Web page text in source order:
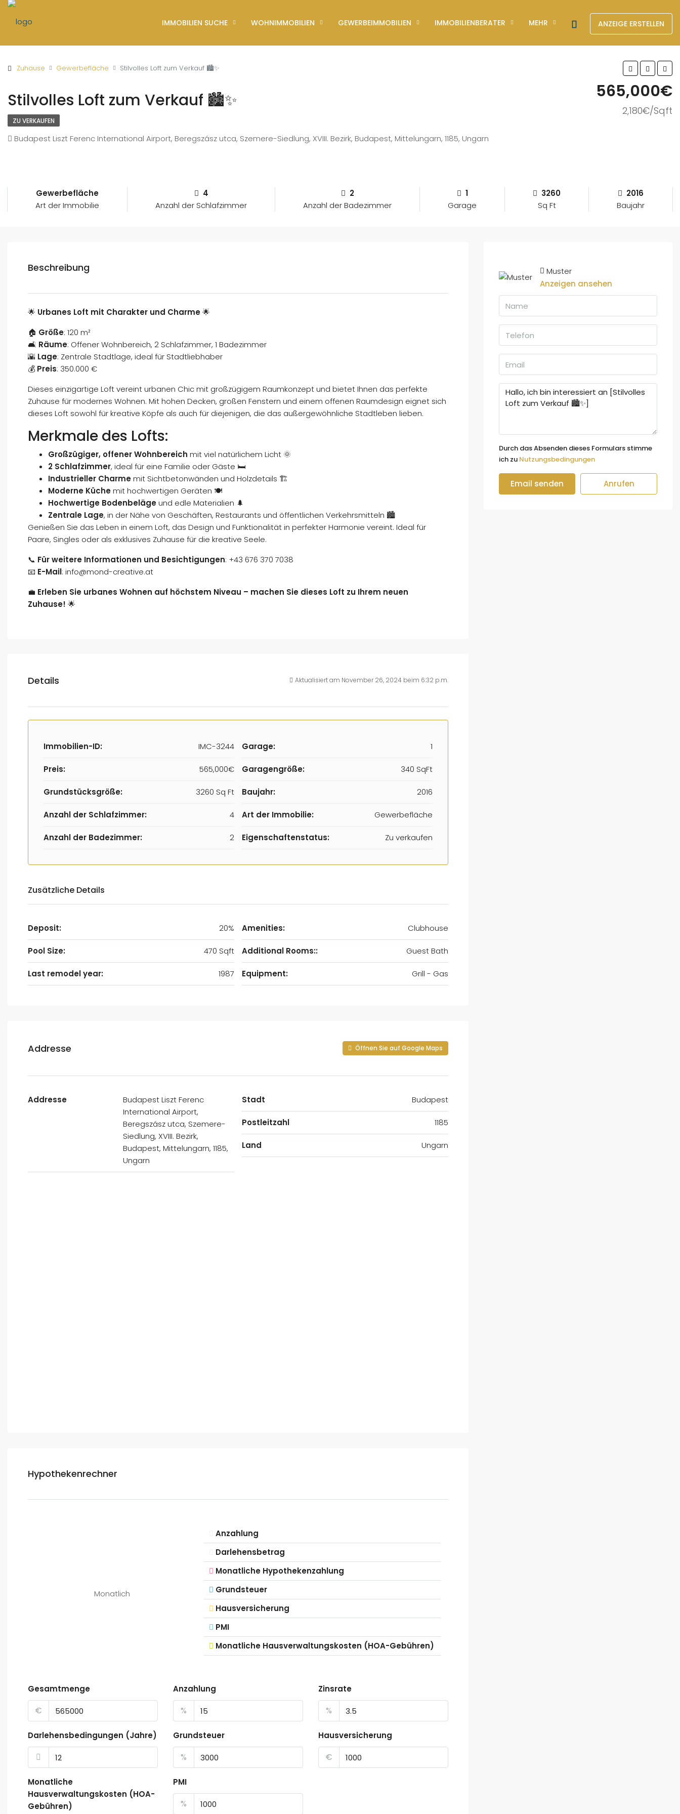
IMMOBILIEN SUCHE WOHNIMMOBILIEN GEWERBEIMMOBILIEN IMMOBILIENBERATER MEHR ANZEIGE ERSTELLEN
Zuhause Gewerbefläche Stilvolles Loft zum Verkauf 🏙️✨
Stilvolles Loft zum Verkauf 🏙️✨ 565,000€
2,180€/Sqft
ZU VERKAUFEN
Budapest Liszt Ferenc International Airport, Beregszász utca, Szemere-Siedlung, XVIII. Bezirk, Budapest, Mittelungarn, 1185, Ungarn
Gewerbefläche
Art der Immobilie
4
Anzahl der Schlafzimmer
2
Anzahl der Badezimmer
1
Garage
3260
Sq Ft
2016
Baujahr
Beschreibung
🌟 Urbanes Loft mit Charakter und Charme🌟
🏠 Größe: 120 m²
🛋️ Räume: Offener Wohnbereich, 2 Schlafzimmer, 1 Badezimmer
🌇 Lage: Zentrale Stadtlage, ideal für Stadtliebhaber
💰 Preis: 350.000 €
Dieses einzigartige Loft vereint urbanen Chic mit großzügigem Raumkonzept und bietet Ihnen das perfekte
Zuhause für modernes Wohnen. Mit hohen Decken, großen Fenstern und einem offenen Raumdesign eignet sich
dieses Loft sowohl für kreative Köpfe als auch für diejenigen, die das außergewöhnliche Stadtleben lieben.
Merkmale des Lofts:
Großzügiger, offener Wohnbereich mit viel natürlichem Licht 🌞
2 Schlafzimmer, ideal für eine Familie oder Gäste 🛏️
Industrieller Charmemit Sichtbetonwänden und Holzdetails 🏗️
Moderne Küchemit hochwertigen Geräten 🍽️
Hochwertige Bodenbelägeund edle Materialien 🌲
Zentrale Lage, in der Nähe von Geschäften, Restaurants und öffentlichen Verkehrsmitteln 🏙️
Genießen Sie das Leben in einem Loft, das Design und Funktionalität in perfekter Harmonie vereint. Ideal für
Paare, Singles oder als exklusives Zuhause für die kreative Seele.
📞 Für weitere Informationen und Besichtigungen: +43 676 370 7038
📧 E-Mail: info@mond-creative.at
💼 Erleben Sie urbanes Wohnen auf höchstem Niveau – machen Sie dieses Loft zu Ihrem neuen
Zuhause! 🌟
Details Aktualisiert am November 26, 2024 beim 6:32 p.m.
Immobilien-ID: IMC-3244
Preis: 565,000€
Grundstücksgröße: 3260 Sq Ft
Anzahl der Schlafzimmer: 4
Anzahl der Badezimmer: 2
Garage: 1
Garagengröße: 340 SqFt
Baujahr: 2016
Art der Immobilie: Gewerbefläche
Eigenschaftenstatus: Zu verkaufen
Zusätzliche Details
Deposit: 20%
Pool Size: 470 Sqft
Last remodel year: 1987
Amenities: Clubhouse
Additional Rooms:: Guest Bath
Equipment: Grill - Gas
Addresse Öffnen Sie auf Google Maps
Addresse
Budapest Liszt Ferenc
International Airport,
Beregszász utca, Szemere-
Siedlung, XVIII. Bezirk,
Budapest, Mittelungarn, 1185,
Ungarn
Stadt Budapest
Postleitzahl 1185
Land Ungarn
Hypothekenrechner
Monatlich
Anzahlung
Darlehensbetrag
Monatliche Hypothekenzahlung
Grundsteuer
Hausversicherung
PMI
Monatliche Hausverwaltungskosten (HOA-Gebühren)
Gesamtmenge
€
Anzahlung
%
Zinsrate
%
Darlehensbedingungen (Jahre) Grundsteuer
%
Hausversicherung
€
Monatliche
Hausverwaltungskosten (HOA-
Gebühren)
PMI
%
Muster
Anzeigen ansehen
Durch das Absenden dieses Formulars stimme
ich zu Nutzungsbedingungen
Email senden Anrufen